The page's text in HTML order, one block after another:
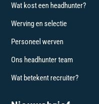
Wat kost een headhunter?
Werving en selectie
Personeel werven
Ons headhunter team
Wat betekent recruiter?